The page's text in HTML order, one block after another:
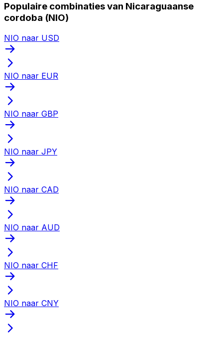
Populaire combinaties van Nicaraguaanse
cordoba (NIO)
NIO naar USD
NIO naar EUR
NIO naar GBP
NIO naar JPY
NIO naar CAD
NIO naar AUD
NIO naar CHF
NIO naar CNY